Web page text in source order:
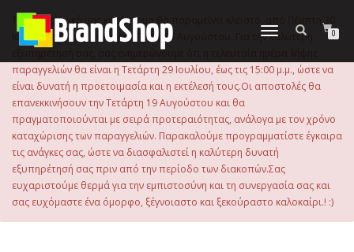
περιεχόμενο
Εναλλαγή
0
Το ηλεκτρονικό μας κατάστημα θα παραμείνει κλειστό, από Πέμπτη 30
Ιουλίου 2026 μέχρι και την Τρίτη 18 Αυγούστου. Για την καλύτερη
εξυπηρέτησή σας, σας ενημερώνουμε ότι η τελευταία ημέρα λήψης
παραγγελιών θα είναι η Τετάρτη 29 Ιουλίου, έως τις 15:00 μ.μ., ώστε να
είναι δυνατή η προετοιμασία και η εκτέλεσή τους.Οι αποστολές θα
επανεκκινήσουν την Τετάρτη 19 Αυγούστου και θα
πραγματοποιούνται με σειρά προτεραιότητας, ανάλογα με τον χρόνο
καταχώρισης των παραγγελιών. Παρακαλούμε προγραμματίστε έγκαιρα
τις ανάγκες σας, ώστε να διασφαλιστεί η καλύτερη δυνατή
εξυπηρέτησή σας πριν από την περίοδο των διακοπών.Σας
ευχαριστούμε θερμά για την εμπιστοσύνη και τη συνεργασία σας και
σας ευχόμαστε ένα όμορφο, ξέγνοιαστο και ξεκούραστο καλοκαίρι.! :)